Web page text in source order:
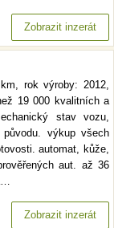
Zobrazit inzerát
rok výroby: 2012,
19 000 kvalitních a
stav vozu,
výkup všech
automat, kůže,
aut. až 36
Zobrazit inzerát